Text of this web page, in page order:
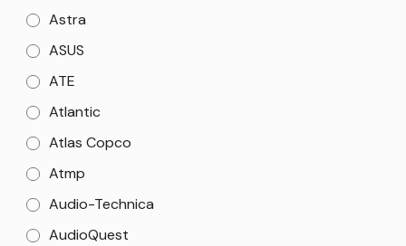
Astra
ASUS
ATE
Atlantic
Atlas Copco
Atmp
Audio-Technica
AudioQuest